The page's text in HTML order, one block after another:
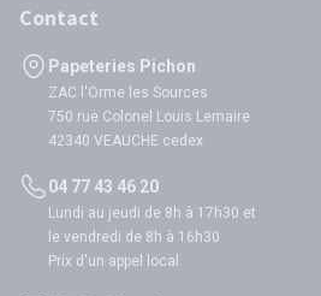
Contact
Papeteries Pichon
ZAC l'Orme les Sources
750 rue Colonel Louis Lemaire
42340 VEAUCHE cedex
04 77 43 46 20
Lundi au jeudi de 8h à 17h30 et
le vendredi de 8h à 16h30
Prix d'un appel local